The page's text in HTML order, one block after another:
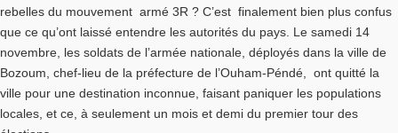
rebelles du mouvement armé 3R ? C’est finalement bien plus confus
que ce qu’ont laissé entendre les autorités du pays. Le samedi 14
novembre, les soldats de l’armée nationale, déployés dans la ville de
Bozoum, chef-lieu de la préfecture de l’Ouham-Péndé, ont quitté la
ville pour une destination inconnue, faisant paniquer les populations
locales, et ce, à seulement un mois et demi du premier tour des